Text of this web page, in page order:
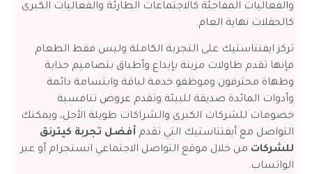
والفعاليات المفاجئة كالاجتماعات الطارئة والفعاليات الكبرى
كالحفلات نهاية العام.
تركز ايفنتاستيك على التجربة الكاملة وليس فقط الطعام
فإنها تقدم طاولات مزينة بإبداع وأطباق بتصاميم جذابة
وطهاة محترفون وموظفو خدمة لباقة وابتسامة دائمة
وأدوات المائدة صديقة للبيئة وتقدم عروض تنافسية
خصومات للشركات الكبرى والشراكات طويلة الأجل، ويمكنك
التواصل مع أيفنتاستيك التي تقدم أفضل تجربة كيترنق
للشركات من خلال موقع التواصل الاجتماعي انستجرام أو عبر
الواتساب.